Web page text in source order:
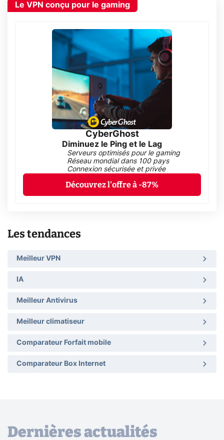
Le VPN conçu pour le gaming
CyberGhost
Diminuez le Ping et le Lag
Serveurs optimisés pour le gaming
Réseau mondial dans 100 pays
Connexion sécurisée et privée
Découvrez l'offre à -87%
Les tendances
Meilleur VPN
IA
Meilleur Antivirus
Meilleur climatiseur
Comparateur Forfait mobile
Comparateur Box Internet
Dernières actualités